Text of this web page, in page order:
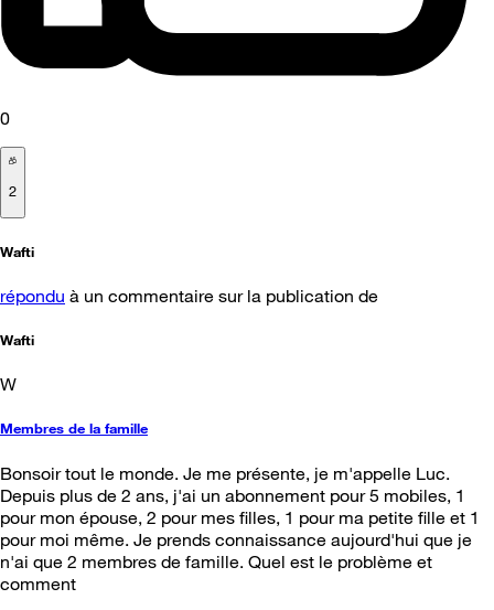
0
2
Wafti
répondu à un commentaire sur la publication de
Wafti
W
Membres de la famille
Bonsoir tout le monde. Je me présente, je m'appelle Luc.
Depuis plus de 2 ans, j'ai un abonnement pour 5 mobiles, 1
pour mon épouse, 2 pour mes filles, 1 pour ma petite fille et 1
pour moi même. Je prends connaissance aujourd'hui que je
n'ai que 2 membres de famille. Quel est le problème et
comment